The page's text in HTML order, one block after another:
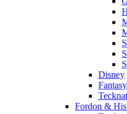
Disney
Fantasy
Fordon &